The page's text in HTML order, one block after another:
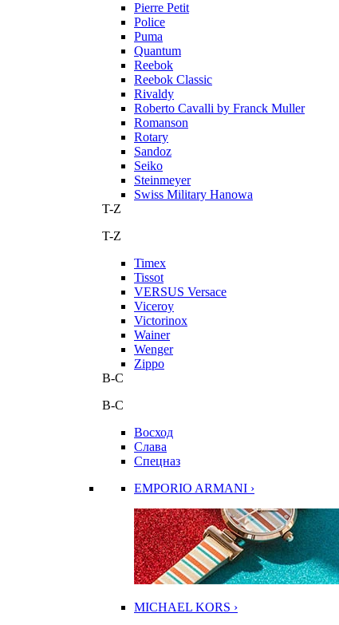
Pierre Petit
Police
Puma
Quantum
Reebok
Reebok Classic
Rivaldy
Roberto Cavalli by Franck Muller
Romanson
Rotary
Sandoz
Seiko
Steinmeyer
Swiss Military Hanowa
T-Z
T-Z
Timex
Tissot
VERSUS Versace
Viceroy
Victorinox
Wainer
Wenger
Zippo
В-С
В-С
Восход
Слава
Спецназ
EMPORIO ARMANI ›
MICHAEL KORS ›